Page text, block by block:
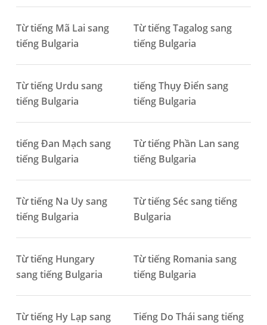
Từ tiếng Mã Lai sang
tiếng Bulgaria
Từ tiếng Tagalog sang
tiếng Bulgaria
Từ tiếng Urdu sang
tiếng Bulgaria
tiếng Thụy Điển sang
tiếng Bulgaria
tiếng Đan Mạch sang
tiếng Bulgaria
Từ tiếng Phần Lan sang
tiếng Bulgaria
Từ tiếng Na Uy sang
tiếng Bulgaria
Từ tiếng Séc sang tiếng
Bulgaria
Từ tiếng Hungary
sang tiếng Bulgaria
Từ tiếng Romania sang
tiếng Bulgaria
Từ tiếng Hy Lạp sang
Tiếng Do Thái sang tiếng